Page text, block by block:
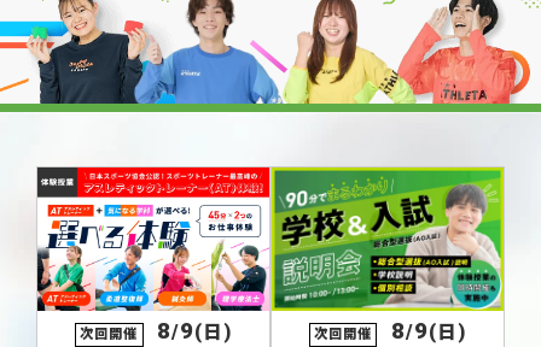
次回開催 8/9(日) 次回開催 8/9(日)